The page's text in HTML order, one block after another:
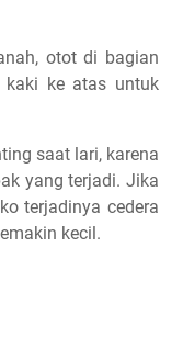
otot di bagian
kaki ke atas untuk
saat lari, karena
yang terjadi. Jika
terjadinya cedera
kecil.